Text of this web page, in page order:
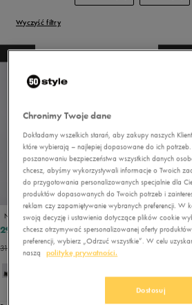
Wyczyść filtry
NEW
NIKE M AIR MAX ALPHA TRAINER 6
389,99 zł
299,99 zł
311,99 zł - najniższa cena
NEW
NIKE M
224,99
254,99 zł
Chronimy Twoje dane
Dokładamy wszelkich starań, aby zakupy naszych
które wybierają – najlepiej dopasowane do ich
poszanowaniu bezpieczeństwa wszystkich danych
chcesz, abyśmy wykorzystywali informacje o Twoich
do przygotowania personalizowanych specjalnie dla
produktów dopasowanych do Twoich potrzeb i
reklam czy zapamiętywanie wybranych preferencji. W
swoją decyzję i ustawienia dotyczące plików cookie
chcesz otrzymywać spersonalizowanej oferty
preferencji, wybierz „Odrzuć wszystkie”. W celu
naszą
politykę prywatności.
Dostosuj